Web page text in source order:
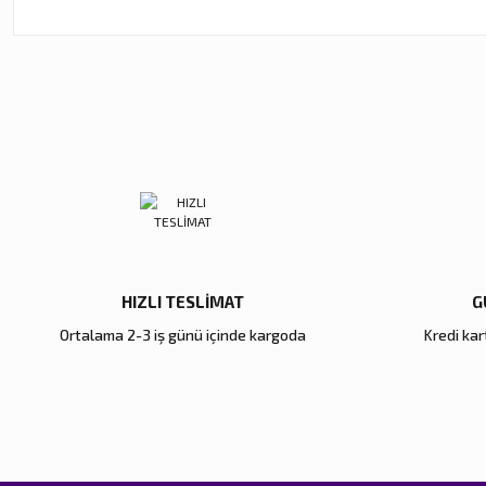
Bu ürüne benzer farklı alternatifler olmalı.
HIZLI TESLİMAT
Ortalama 2-3 iş günü içinde kargoda
Kredi